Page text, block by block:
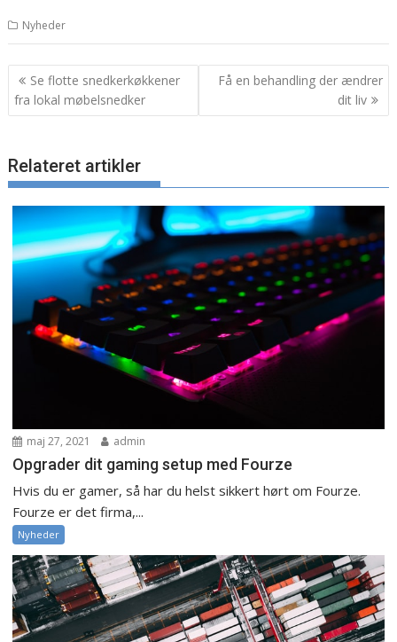
Nyheder
Indlægsnavigation
Se flotte snedkerkøkkener
fra lokal møbelsnedker
Få en behandling der ændrer
dit liv
Relateret artikler
maj 27, 2021 admin
Opgrader dit gaming setup med Fourze
Hvis du er gamer, så har du helst sikkert hørt om Fourze.
Fourze er det firma,...
Nyheder